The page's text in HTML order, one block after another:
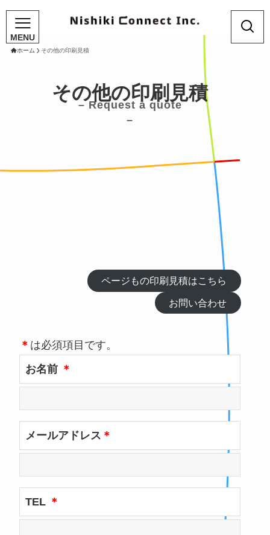
ホーム その他の印刷見積
その他の印刷見積
– Request a quote
–
ページもの印刷見積はこちら
お問い合わせ
＊ は必須項目です。
お名前 ＊
メールアドレス ＊
TEL ＊